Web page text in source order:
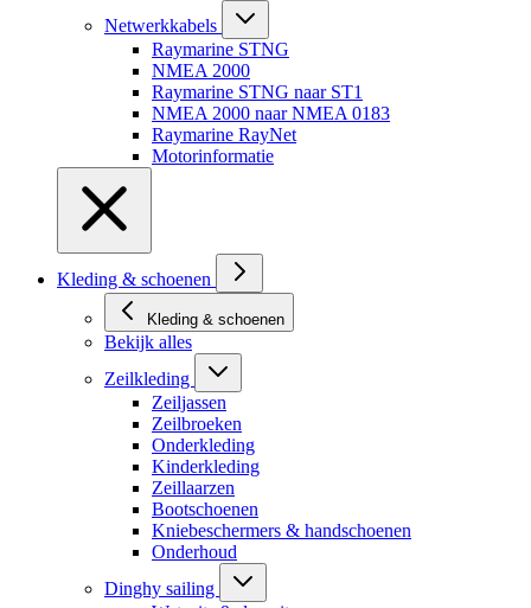
Netwerkkabels
Raymarine STNG
NMEA 2000
Raymarine STNG naar ST1
NMEA 2000 naar NMEA 0183
Raymarine RayNet
Motorinformatie
Kleding & schoenen
Kleding & schoenen
Bekijk alles
Zeilkleding
Zeiljassen
Zeilbroeken
Onderkleding
Kinderkleding
Zeillaarzen
Bootschoenen
Kniebeschermers & handschoenen
Onderhoud
Dinghy sailing